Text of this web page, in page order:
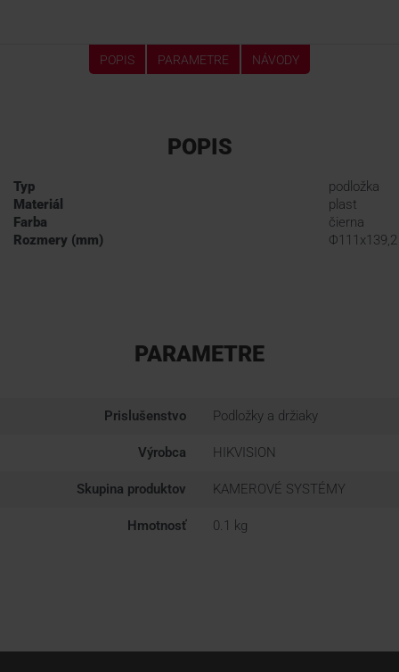
POPIS PARAMETRE NÁVODY
POPIS
Typ
podložka
Materiál
plast
Farba
čierna
Rozmery (mm)
Φ111x139,2
PARAMETRE
Prislušenstvo Podložky a držiaky
Výrobca HIKVISION
Skupina produktov KAMEROVÉ SYSTÉMY
Hmotnosť 0.1 kg